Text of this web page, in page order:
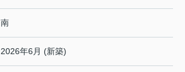
南
2026年6月 (新築)